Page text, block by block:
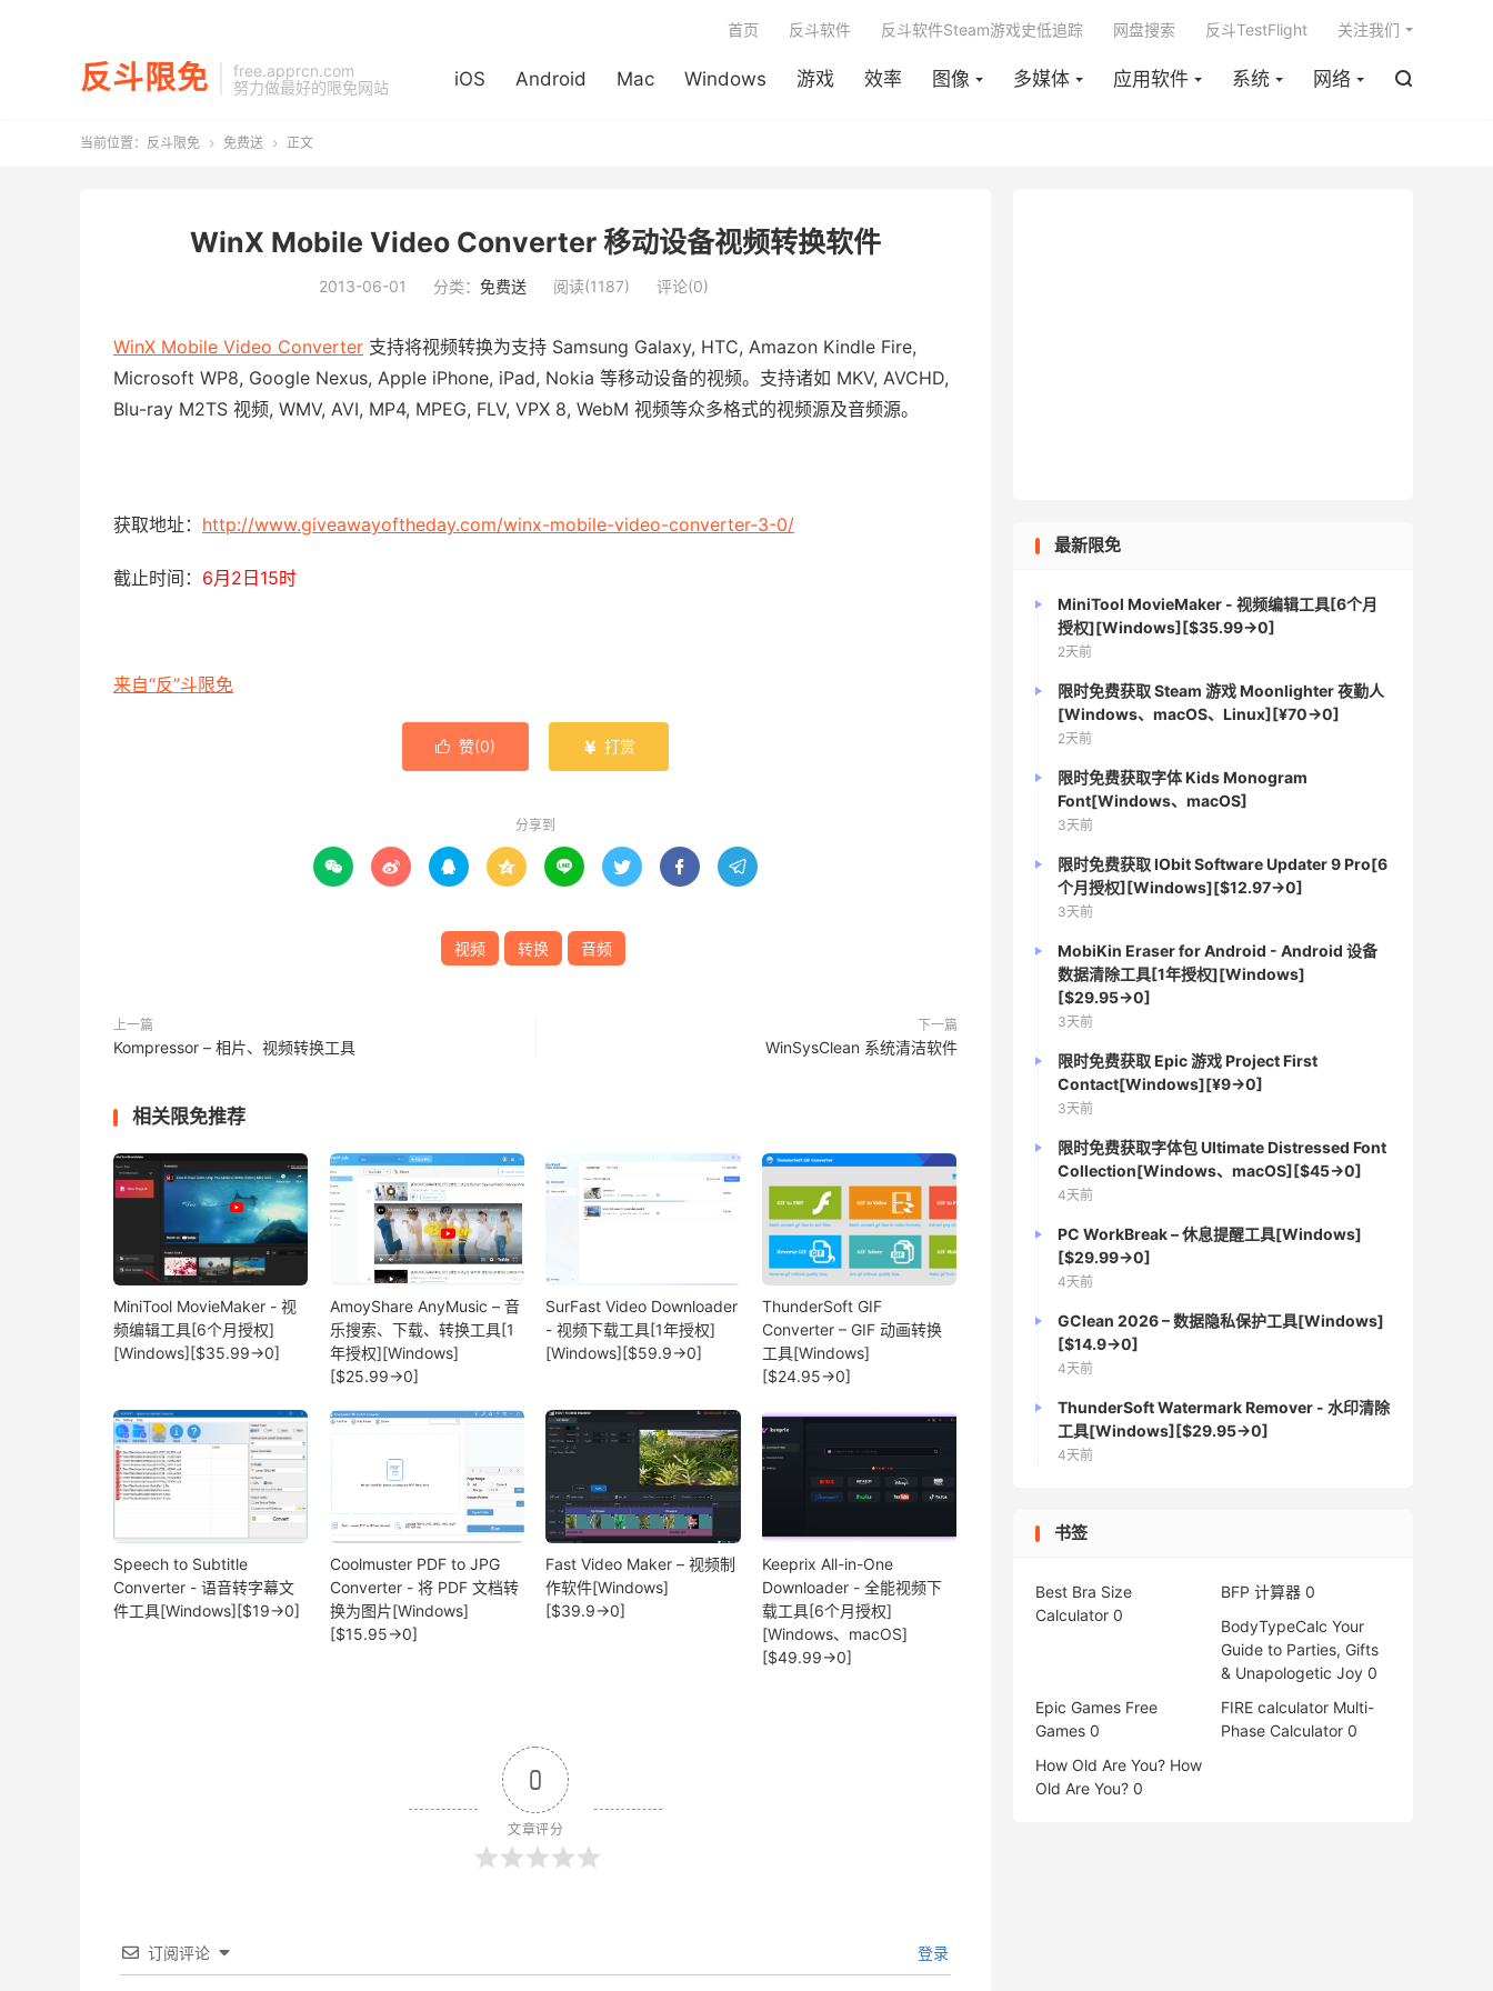
反斗限免
free.apprcn.com
努力做最好的限免网站
iOS Android Mac Windows 游戏 效率 图像 多媒体 应用软件 系统 网络 
首页 反斗软件 反斗软件Steam游戏史低追踪 网盘搜索 反斗TestFlight 关注我们
当前位置： 反斗限免  免费送  正文
WinX Mobile Video Converter 移动设备视频转换软件
2013-06-01 分类： 免费送 阅读(1187) 评论(0)
WinX Mobile Video Converter 支持将视频转换为支持 Samsung Galaxy, HTC, Amazon Kindle Fire,
Microsoft WP8, Google Nexus, Apple iPhone, iPad, Nokia 等移动设备的视频。支持诸如 MKV, AVCHD,
Blu-ray M2TS 视频, WMV, AVI, MP4, MPEG, FLV, VPX 8, WebM 视频等众多格式的视频源及音频源。
获取地址： http://www.giveawayoftheday.com/winx-mobile-video-converter-3-0/
截止时间： 6月2日15时
来自“反”斗限免
 赞(0)  打赏
分享到
       
视频 转换 音频
上一篇
Kompressor – 相片、视频转换工具
下一篇
WinSysClean 系统清洁软件
相关限免推荐
MiniTool MovieMaker - 视
频编辑工具[6个月授权]
[Windows][$35.99→0]
AmoyShare AnyMusic – 音
乐搜索、下载、转换工具[1
年授权][Windows]
[$25.99→0]
SurFast Video Downloader
- 视频下载工具[1年授权]
[Windows][$59.9→0]
ThunderSoft GIF
Converter – GIF 动画转换
工具[Windows]
[$24.95→0]
Speech to Subtitle
Converter - 语音转字幕文
件工具[Windows][$19→0]
Coolmuster PDF to JPG
Converter - 将 PDF 文档转
换为图片[Windows]
[$15.95→0]
Fast Video Maker – 视频制
作软件[Windows]
[$39.9→0]
Keeprix All-in-One
Downloader - 全能视频下
载工具[6个月授权]
[Windows、macOS]
[$49.99→0]
0
文章评分
订阅评论 登录
最新限免
MiniTool MovieMaker - 视频编辑工具[6个月
授权][Windows][$35.99→0]
2天前
限时免费获取 Steam 游戏 Moonlighter 夜勤人
[Windows、macOS、Linux][¥70→0]
2天前
限时免费获取字体 Kids Monogram
Font[Windows、macOS]
3天前
限时免费获取 IObit Software Updater 9 Pro[6
个月授权][Windows][$12.97→0]
3天前
MobiKin Eraser for Android - Android 设备
数据清除工具[1年授权][Windows]
[$29.95→0]
3天前
限时免费获取 Epic 游戏 Project First
Contact[Windows][¥9→0]
3天前
限时免费获取字体包 Ultimate Distressed Font
Collection[Windows、macOS][$45→0]
4天前
PC WorkBreak – 休息提醒工具[Windows]
[$29.99→0]
4天前
GClean 2026 – 数据隐私保护工具[Windows]
[$14.9→0]
4天前
ThunderSoft Watermark Remover - 水印清除
工具[Windows][$29.95→0]
4天前
书签
Best Bra Size
Calculator 0
BFP 计算器 0
BodyTypeCalc Your
Guide to Parties, Gifts
& Unapologetic Joy 0
Epic Games Free
Games 0
FIRE calculator Multi-
Phase Calculator 0
How Old Are You? How
Old Are You? 0